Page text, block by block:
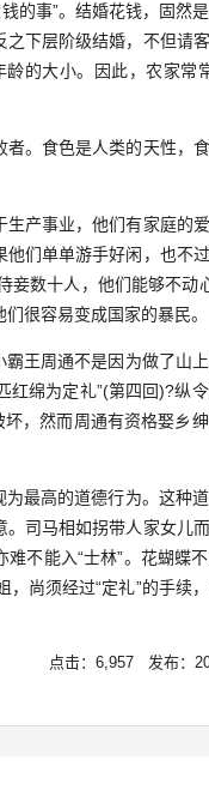
的事”。结婚花钱，固然
下层阶级结婚，不但请
的大小。因此，农家常
。食色是人类的天性，
事业，他们有家庭的爱
们单单游手好闲，也不
妾数十人，他们能够不动
很容易变成国家的暴民。
王周通不是因为做了山
绵为定礼”(第四回)?纵
，然而周通有资格娶乡
最高的道德行为。这种
司马相如拐带人家女儿
不能入“士林”。花蝴蝶
尚须经过“定礼”的手续
点击：6,957 发布：